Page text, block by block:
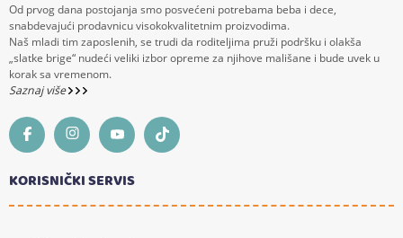
Od prvog dana postojanja smo posvećeni potrebama beba i dece,
snabdevajući prodavnicu visokokvalitetnim proizvodima.
Naš mladi tim zaposlenih, se trudi da roditeljima pruži podršku i olakša
„slatke brige“ nudeći veliki izbor opreme za njihove mališane i bude uvek u
korak sa vremenom.
Saznaj više
KORISNIČKI SERVIS